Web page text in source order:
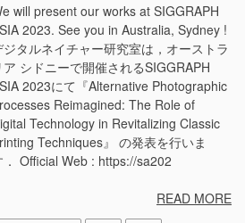
will present our works at SIGGRAPH
2023. See you in Australia, Sydney !
ジタルネイチャー研究室は，オーストラ
ア シドニーで開催されるSIGGRAPH
2023にて『Alternative Photographic
Reimagined: The Role of
Technology in Revitalizing Classic
Techniques』 の発表を行いま
． Official Web : https://sa202
READ MORE